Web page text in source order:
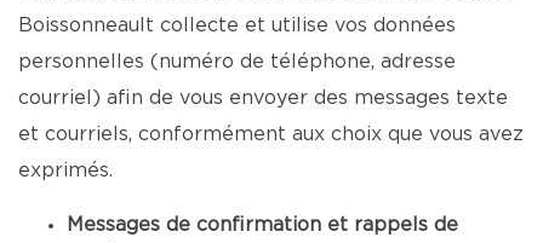
Boissonneault collecte et utilise vos données
personnelles (numéro de téléphone, adresse
courriel) afin de vous envoyer des messages texte
et courriels, conformément aux choix que vous avez
exprimés.
Messages de confirmation et rappels de